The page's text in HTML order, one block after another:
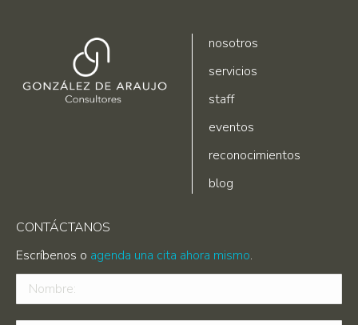
nosotros
servicios
staff
eventos
reconocimientos
blog
CONTÁCTANOS
Escríbenos o agenda una cita ahora mismo.